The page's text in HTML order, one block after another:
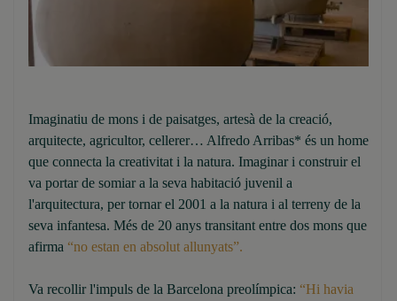
Imaginatiu de mons i de paisatges, artesà de la creació,
arquitecte, agricultor, cellerer… Alfredo Arribas* és un home
que connecta la creativitat i la natura. Imaginar i construir el
va portar de somiar a la seva habitació juvenil a
l'arquitectura, per tornar el 2001 a la natura i al terreny de la
seva infantesa. Més de 20 anys transitant entre dos mons que
afirma “no estan en absolut allunyats”.
Va recollir l'impuls de la Barcelona preolímpica: “Hi havia